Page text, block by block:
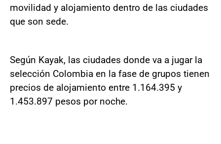
movilidad y alojamiento dentro de las ciudades
que son sede.
Según Kayak, las ciudades donde va a jugar la
selección Colombia en la fase de grupos tienen
precios de alojamiento entre 1.164.395 y
1.453.897 pesos por noche.